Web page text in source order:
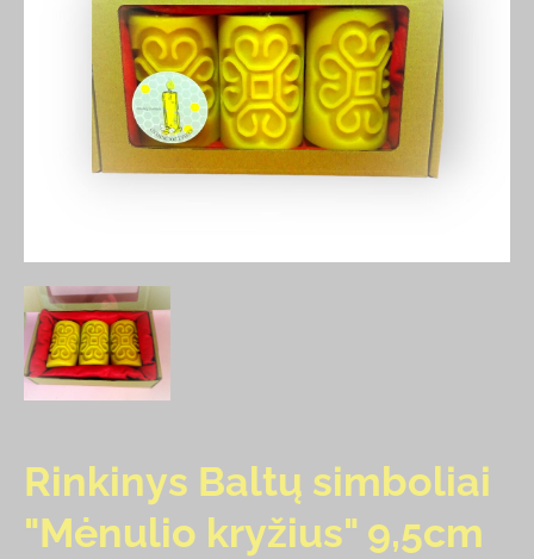
Rinkinys Baltų simboliai
"Mėnulio kryžius" 9,5cm